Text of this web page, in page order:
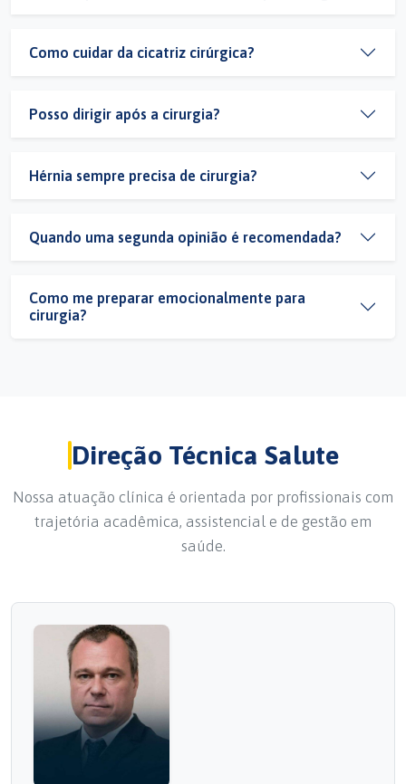
Como cuidar da cicatriz cirúrgica?
Posso dirigir após a cirurgia?
Hérnia sempre precisa de cirurgia?
Quando uma segunda opinião é recomendada?
Como me preparar emocionalmente para
cirurgia?
Direção Técnica Salute
Nossa atuação clínica é orientada por profissionais com
trajetória acadêmica, assistencial e de gestão em
saúde.